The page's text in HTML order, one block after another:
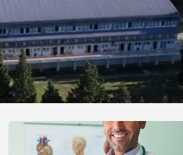
DETALJNIJE